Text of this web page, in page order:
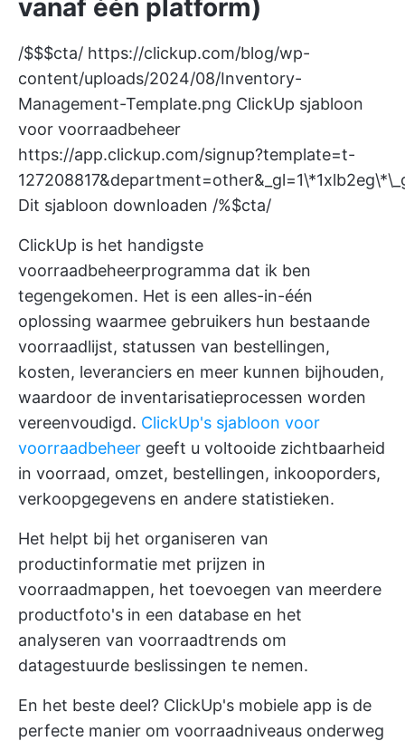
vanaf één platform)
/$$$cta/ https://clickup.com/blog/wp-
content/uploads/2024/08/Inventory-
Management-Template.png ClickUp sjabloon
voor voorraadbeheer
https://app.clickup.com/signup?template=t-
Dit sjabloon downloaden /%$cta/
ClickUp is het handigste
voorraadbeheerprogramma dat ik ben
tegengekomen. Het is een alles-in-één
oplossing waarmee gebruikers hun bestaande
voorraadlijst, statussen van bestellingen,
kosten, leveranciers en meer kunnen bijhouden,
waardoor de inventarisatieprocessen worden
vereenvoudigd. ClickUp's sjabloon voor
voorraadbeheer geeft u voltooide zichtbaarheid
in voorraad, omzet, bestellingen, inkooporders,
verkoopgegevens en andere statistieken.
Het helpt bij het organiseren van
productinformatie met prijzen in
voorraadmappen, het toevoegen van meerdere
productfoto's in een database en het
analyseren van voorraadtrends om
datagestuurde beslissingen te nemen.
En het beste deel? ClickUp's mobiele app is de
perfecte manier om voorraadniveaus onderweg